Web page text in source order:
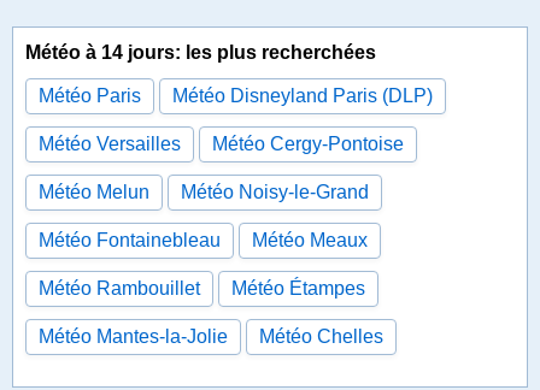
Météo à 14 jours: les plus recherchées
Météo Paris Météo Disneyland Paris (DLP)
Météo Versailles Météo Cergy-Pontoise
Météo Melun Météo Noisy-le-Grand
Météo Fontainebleau Météo Meaux
Météo Rambouillet Météo Étampes
Météo Mantes-la-Jolie Météo Chelles